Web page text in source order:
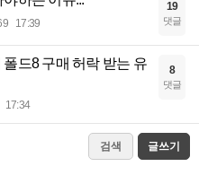
17:39
19
댓글
드8 구매 허락 받는 유
17:34
8
댓글
검색 글쓰기